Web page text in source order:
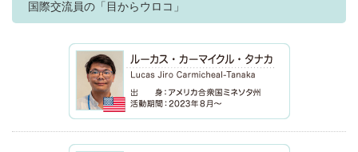
国際交流員の「目からウロコ」